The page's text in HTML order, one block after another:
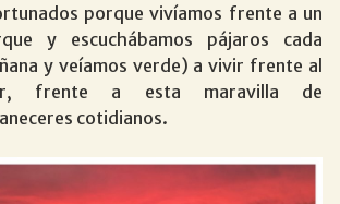
porque vivíamos frente a un
y escuchábamos pájaros cada
y veíamos verde) a vivir frente al
frente a esta maravilla de
cotidianos.